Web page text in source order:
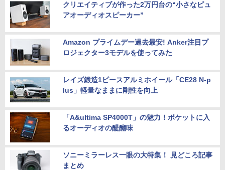
クリエイティブが作った2万円台の“小さなピュ
アオーディオスピーカー”
Amazon プライムデー過去最安! Anker注目プ
ロジェクター3モデルを使ってみた
レイズ鍛造1ピースアルミホイール「CE28 N-p
lus」軽量なままに剛性を向上
「A&ultima SP4000T」の魅力！ポケットに入
るオーディオの醍醐味
ソニーミラーレス一眼の大特集！ 見どころ記事
まとめ